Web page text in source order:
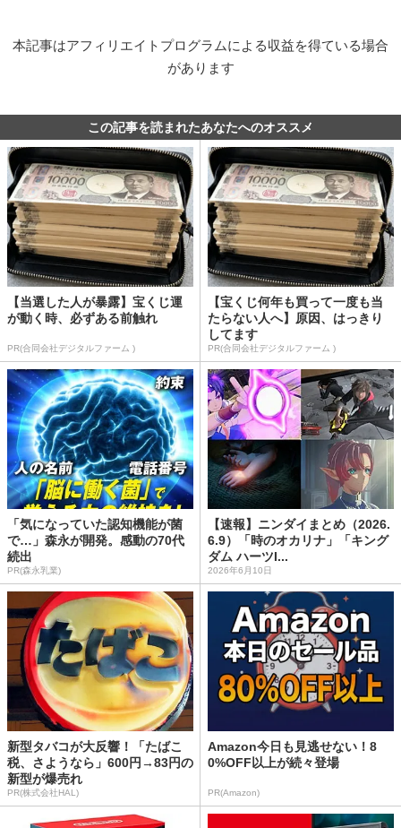
本記事はアフィリエイトプログラムによる収益を得ている場合
があります
この記事を読まれたあなたへのオススメ
【当選した人が暴露】宝くじ運
が動く時、必ずある前触れ
PR(合同会社デジタルファーム )
【宝くじ何年も買って一度も当
たらない人へ】原因、はっきり
してます
PR(合同会社デジタルファーム )
「気になっていた認知機能が菌
で…」森永が開発。感動の70代
続出
PR(森永乳業)
【速報】ニンダイまとめ（2026.
6.9）「時のオカリナ」「キング
ダム ハーツI...
2026年6月10日
新型タバコが大反響！「たばこ
税、さようなら」600円→83円の
新型が爆売れ
PR(株式会社HAL)
Amazon今日も見逃せない！8
0%OFF以上が続々登場
PR(Amazon)